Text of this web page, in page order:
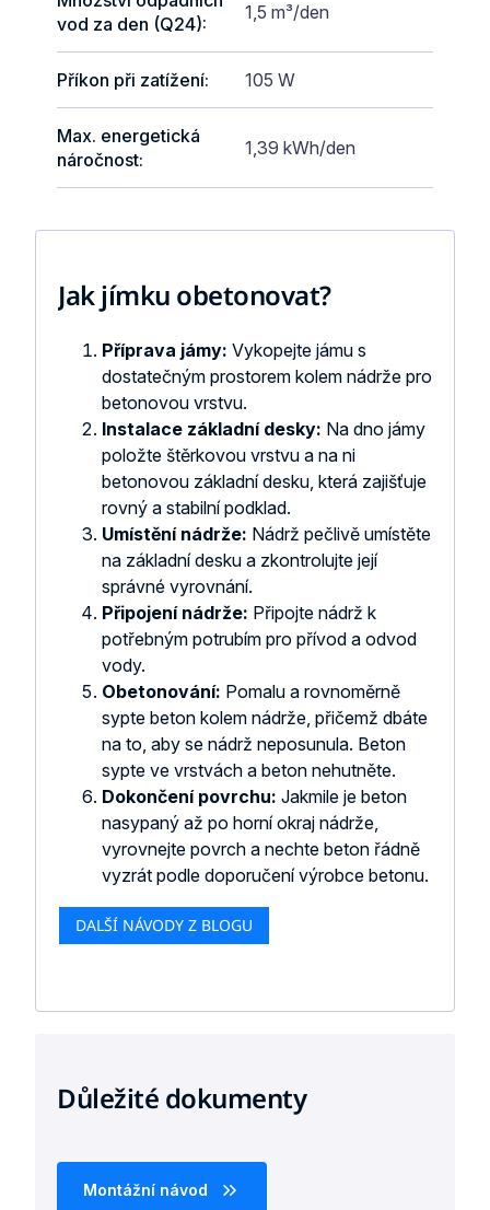
vod za den (Q24):
1,5 m³/den
Příkon při zatížení: 105 W
Max. energetická
náročnost:
1,39 kWh/den
Jak jímku obetonovat?
Příprava jámy: Vykopejte jámu s
dostatečným prostorem kolem nádrže pro
betonovou vrstvu.
Instalace základní desky: Na dno jámy
položte štěrkovou vrstvu a na ni
betonovou základní desku, která zajišťuje
rovný a stabilní podklad.
Umístění nádrže: Nádrž pečlivě umístěte
na základní desku a zkontrolujte její
správné vyrovnání.
Připojení nádrže: Připojte nádrž k
potřebným potrubím pro přívod a odvod
vody.
Obetonování: Pomalu a rovnoměrně
sypte beton kolem nádrže, přičemž dbáte
na to, aby se nádrž neposunula. Beton
sypte ve vrstvách a beton nehutněte.
Dokončení povrchu: Jakmile je beton
nasypaný až po horní okraj nádrže,
vyrovnejte povrch a nechte beton řádně
vyzrát podle doporučení výrobce betonu.
DALŠÍ NÁVODY Z BLOGU
Důležité dokumenty
Montážní návod